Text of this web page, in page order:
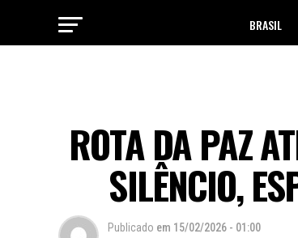
BRASIL
ROTA DA PAZ
SILÊNCIO,
Publicado em 15/02/2026 - 01:00